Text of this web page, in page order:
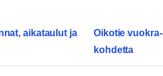
aikataulut ja
Oikotie
kohdetta